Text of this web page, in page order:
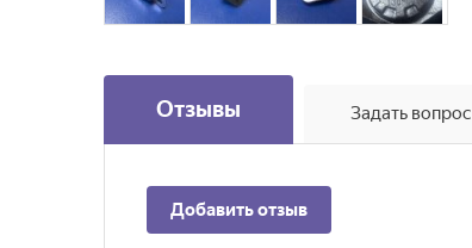
Отзывы Задать вопрос
Добавить отзыв